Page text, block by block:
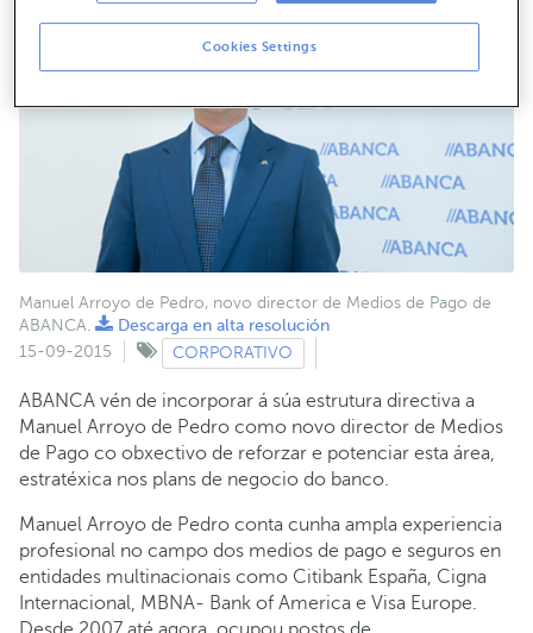
Manuel Arroyo de Pedro, novo director de Medios de Pago de
ABANCA.
Descarga en alta resolución
15-09-2015
CORPORATIVO
ABANCA vén de incorporar á súa estrutura directiva a
Manuel Arroyo de Pedro como novo director de Medios
de Pago co obxectivo de reforzar e potenciar esta área,
estratéxica nos plans de negocio do banco.
Manuel Arroyo de Pedro conta cunha ampla experiencia
profesional no campo dos medios de pago e seguros en
entidades multinacionais como Citibank España, Cigna
Internacional, MBNA- Bank of America e Visa Europe.
Cookies Settings